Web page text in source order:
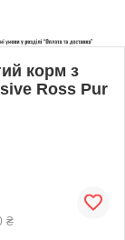
корм з
Ross Pur
₴